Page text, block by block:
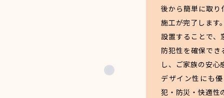
後から簡単に取り
施工が完了します
設置することで、
防犯性を確保で
し、ご家族の安心
デザイン性にも
犯・防災・快適性